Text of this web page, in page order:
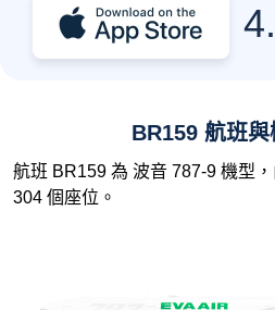
BR159 航班
航班 BR159 為 波音 787-9 機型
304 個座位。